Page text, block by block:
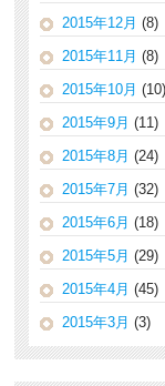
2015年12月 (8)
2015年11月 (8)
2015年10月 (10)
2015年9月 (11)
2015年8月 (24)
2015年7月 (32)
2015年6月 (18)
2015年5月 (29)
2015年4月 (45)
2015年3月 (3)